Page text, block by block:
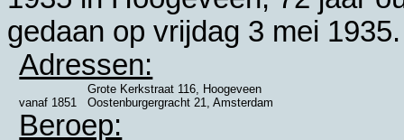
gedaan op vrijdag 3 mei 1935.
Adressen:
Grote Kerkstraat 116, Hoogeveen
vanaf 1851 Oostenburgergracht 21, Amsterdam
Beroep: